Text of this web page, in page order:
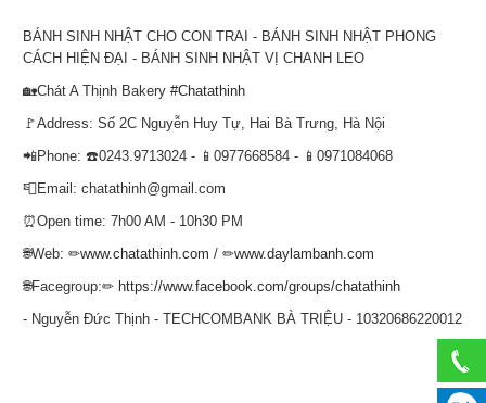
BÁNH SINH NHẬT CHO CON TRAI - BÁNH SINH NHẬT PHONG
CÁCH HIỆN ĐẠI - BÁNH SINH NHẬT VỊ CHANH LEO
🏡Chát A Thịnh Bakery#Chatathinh
🚩Address: Số 2C Nguyễn Huy Tự, Hai Bà Trưng, Hà Nội
📲Phone: ☎️0243.9713024 - 📱0977668584 - 📱0971084068
📮Email: chatathinh@gmail.com
⏰Open time: 7h00 AM - 10h30 PM
🌐Web: ✏www.chatathinh.com / ✏www.daylambanh.com
🌐Facegroup:✏ https://www.facebook.com/groups/chatathinh
- Nguyễn Đức Thịnh - TECHCOMBANK BÀ TRIỆU - 10320686220012